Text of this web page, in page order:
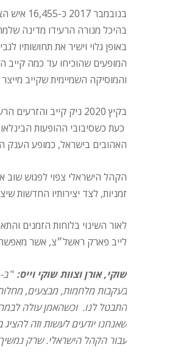
בהיכל מנורה הרעידו מדינה
באופן גלוי וישיר את תחושותיו
המופעים שהוכיחו עד כמה קייב
והמוסיקה השמיימית שקייב
בקיץ 2020 ניק קייב
כעת כשסיבובי ההופעות
האהובים בישראל, כמופע הענק
הקהל הישראלי צפוי לפגוש
זמניות, לצד יצירותיו החדשות
לאור השינוי בלוחות הזמנים
לייב פארק ראשל״צ, אשר
שוקי, אורן וצוות שוקי וייס: "
בעקבות מלחמות, מבצעים,
התבטל לנו. וכשהאמן עולה
שאנחנו יודעים לעשות וזה
עבור הקהל הישראלי. שרק